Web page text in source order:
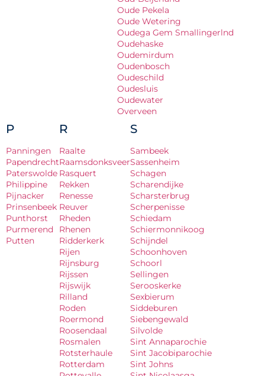
Oude Pekela
Oude Wetering
Oudega Gem Smallingerlnd
Oudehaske
Oudemirdum
Oudenbosch
Oudeschild
Oudesluis
Oudewater
Overveen
P
Panningen
Papendrecht
Paterswolde
Philippine
Pijnacker
Prinsenbeek
Punthorst
Purmerend
Putten
R
Raalte
Raamsdonksveer
Rasquert
Rekken
Renesse
Reuver
Rheden
Rhenen
Ridderkerk
Rijen
Rijnsburg
Rijssen
Rijswijk
Rilland
Roden
Roermond
Roosendaal
Rosmalen
Rotsterhaule
Rotterdam
S
Sambeek
Sassenheim
Schagen
Scharendijke
Scharsterbrug
Scherpenisse
Schiedam
Schiermonnikoog
Schijndel
Schoonhoven
Schoorl
Sellingen
Serooskerke
Sexbierum
Siddeburen
Siebengewald
Silvolde
Sint Annaparochie
Sint Jacobiparochie
Sint Johns